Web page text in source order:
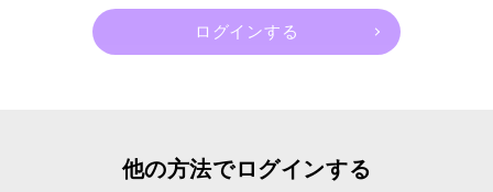
他の方法でログインする